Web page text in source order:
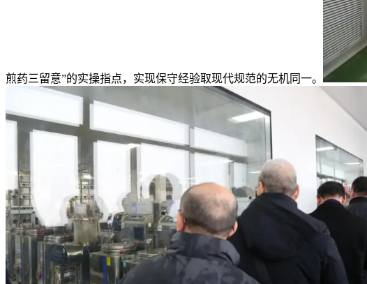
煎药三留意”的实操指点，实现保守经验取现代规范的无机同一。